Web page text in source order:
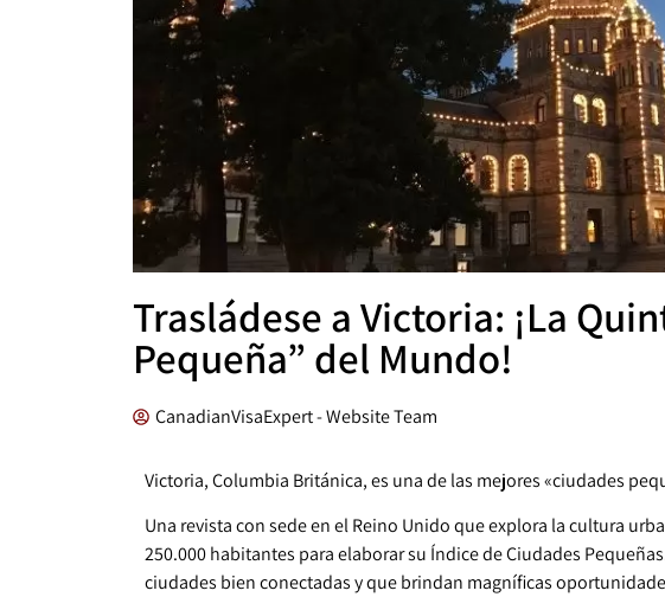
Trasládese a Victoria: ¡La
Pequeña” del Mundo!
CanadianVisaExpert - Website Team
Victoria, Columbia Británica, es una de las mejores «ciudades
Una revista con sede en el Reino Unido que explora la cultura
250.000 habitantes para elaborar su Índice de Ciudades
ciudades bien conectadas y que brindan magníficas